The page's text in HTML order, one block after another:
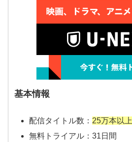
基本情報
配信タイトル数： 25万本以上
無料トライアル：31日間